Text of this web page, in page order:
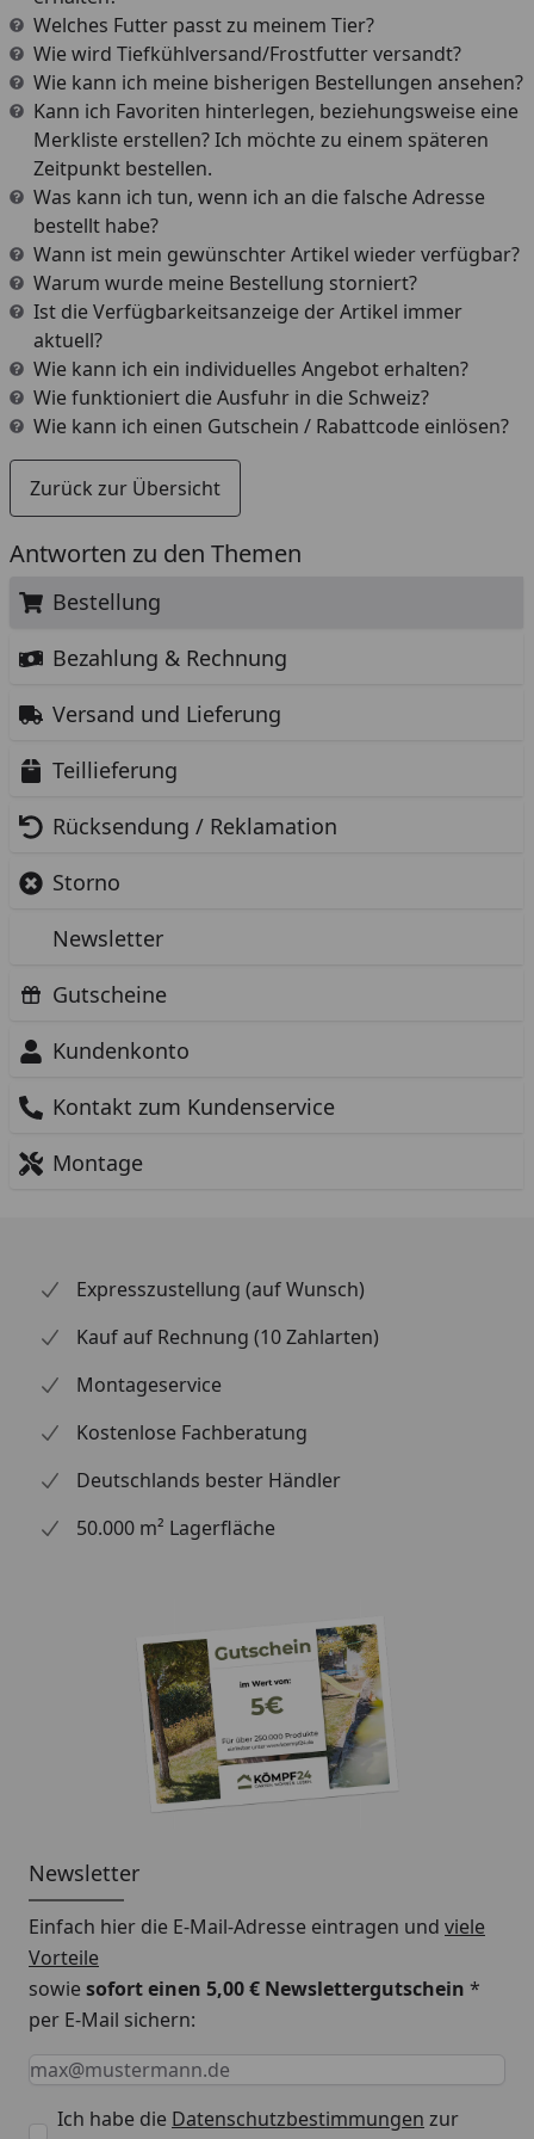
Antworten zu den Themen
Bestellung
Bezahlung & Rechnung
Versand und Lieferung
Teillieferung
Rücksendung / Reklamation
Storno
Newsletter
Gutscheine
Kundenkonto
Kontakt zum Kundenservice
Montage
Welches Futter passt zu meinem Tier?
Wie wird Tiefkühlversand/Frostfutter versandt?
Wie kann ich meine bisherigen Bestellungen ansehen?
Kann ich Favoriten hinterlegen, beziehungsweise eine
Merkliste erstellen? Ich möchte zu einem späteren
Zeitpunkt bestellen.
Was kann ich tun, wenn ich an die falsche Adresse
bestellt habe?
Wann ist mein gewünschter Artikel wieder verfügbar?
Warum wurde meine Bestellung storniert?
Ist die Verfügbarkeitsanzeige der Artikel immer
aktuell?
Wie kann ich ein individuelles Angebot erhalten?
Wie funktioniert die Ausfuhr in die Schweiz?
Wie kann ich einen Gutschein / Rabattcode einlösen?
Zurück zur Übersicht
Expresszustellung (auf Wunsch)
Kauf auf Rechnung (10 Zahlarten)
Montageservice
Kostenlose Fachberatung
Deutschlands bester Händler
50.000 m² Lagerfläche
Newsletter
Einfach hier die E-Mail-Adresse eintragen und viele
Vorteile
sowiesofort einen 5,00 € Newslettergutschein *
per E-Mail sichern:
Keine Eingabe erforderlich
Eingabe erforderlich
E-Mail *
Ich habe die Datenschutzbestimmungen zur